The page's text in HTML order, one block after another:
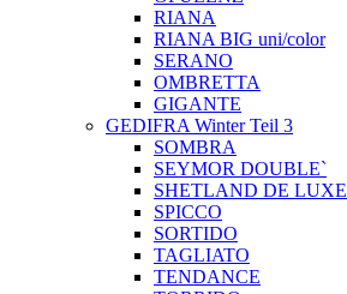
RIANA
RIANA BIG uni/color
SERANO
OMBRETTA
GIGANTE
GEDIFRA Winter Teil 3
SOMBRA
SEYMOR DOUBLE`
SHETLAND DE LUXE
SPICCO
SORTIDO
TAGLIATO
TENDANCE